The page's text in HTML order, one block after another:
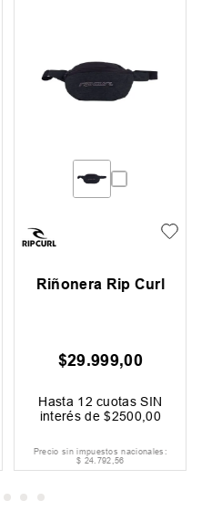
Riñonera Rip Curl
$29.999,00
Hasta 12 cuotas SIN
interés de$2500 ,00
Precio sin impuestos nacionales:
$ 24.792,56